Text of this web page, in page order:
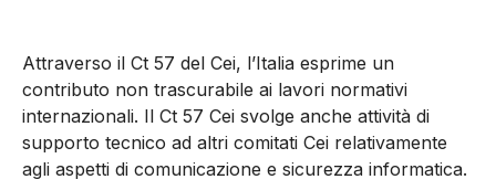
Attraverso il Ct 57 del Cei, l’Italia esprime un
contributo non trascurabile ai lavori normativi
internazionali. Il Ct 57 Cei svolge anche attività di
supporto tecnico ad altri comitati Cei relativamente
agli aspetti di comunicazione e sicurezza informatica.